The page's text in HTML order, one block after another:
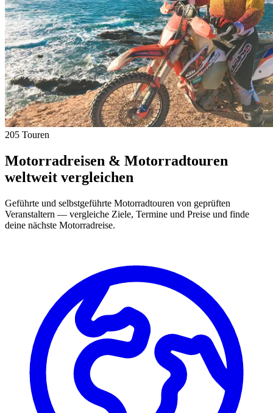
205 Touren
Motorradreisen & Motorradtouren
weltweit vergleichen
Geführte und selbstgeführte Motorradtouren von geprüften
Veranstaltern — vergleiche Ziele, Termine und Preise und finde
deine nächste Motorradreise.